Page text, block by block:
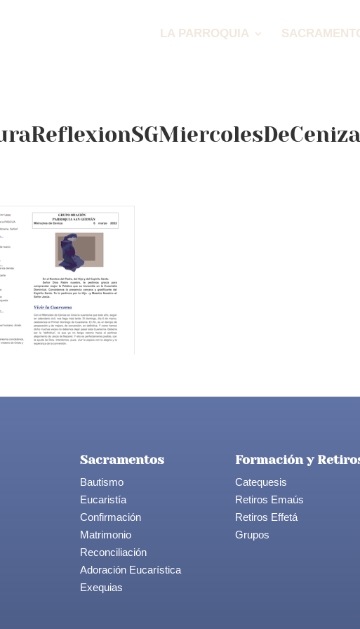
LA PARROQUIA
Sacramentos
Bautismo
Eucaristía
Confirmación
Matrimonio
Reconciliación
Adoración Eucarística
Exequias
Formación y
Catequesis
Retiros Emaús
Retiros Effetá
Grupos